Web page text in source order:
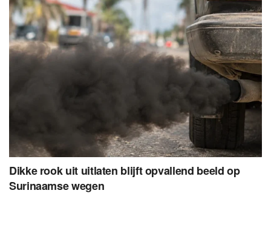
Dikke rook uit uitlaten blijft opvallend beeld op
Surinaamse wegen